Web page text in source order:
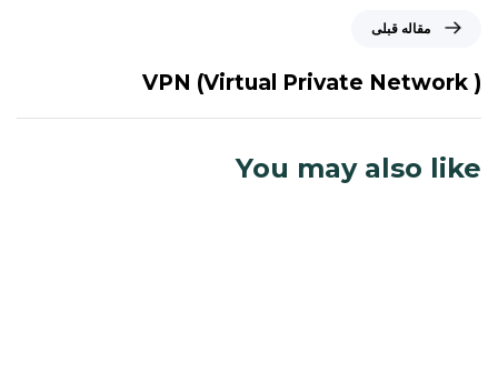
ه
مقاله قبلی
VPN (Virtual Private Network )
You may also like